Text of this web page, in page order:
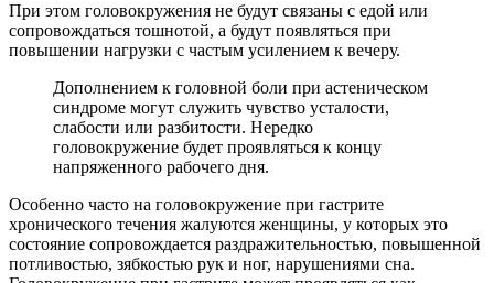
При этом головокружения не будут связаны с едой или
сопровождаться тошнотой, а будут появляться при
повышении нагрузки с частым усилением к вечеру.
Дополнением к головной боли при астеническом
синдроме могут служить чувство усталости,
слабости или разбитости. Нередко
головокружение будет проявляться к концу
напряженного рабочего дня.
Особенно часто на головокружение при гастрите
хронического течения жалуются женщины, у которых это
состояние сопровождается раздражительностью, повышенной
потливостью, зябкостью рук и ног, нарушениями сна.